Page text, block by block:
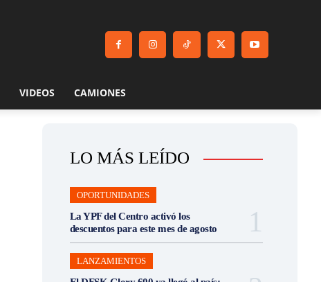
VIDEOS CAMIONES
LO MÁS LEÍDO
OPORTUNIDADES
La YPF del Centro activó los
descuentos para este mes de agosto
LANZAMIENTOS